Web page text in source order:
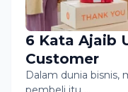
6 Kata Ajaib
Customer
Dalam dunia bisnis,